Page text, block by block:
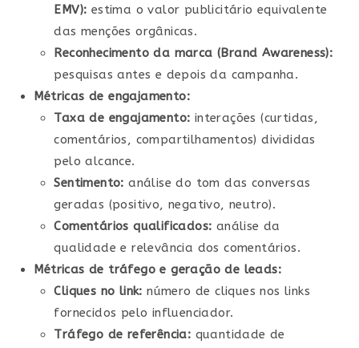
EMV): estima o valor publicitário equivalente
das menções orgânicas.
Reconhecimento da marca (Brand Awareness):
pesquisas antes e depois da campanha.
Métricas de engajamento:
Taxa de engajamento: interações (curtidas,
comentários, compartilhamentos) divididas
pelo alcance.
Sentimento: análise do tom das conversas
geradas (positivo, negativo, neutro).
Comentários qualificados: análise da
qualidade e relevância dos comentários.
Métricas de tráfego e geração de leads:
Cliques no link: número de cliques nos links
fornecidos pelo influenciador.
Tráfego de referência: quantidade de